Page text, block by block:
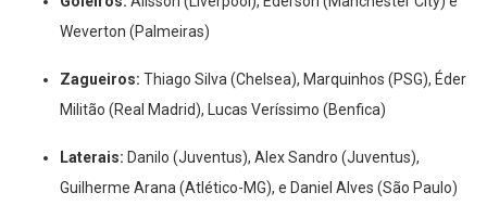
Goleiros: Alisson (Liverpool), Ederson (Manchester City) e
Weverton (Palmeiras)
Zagueiros: Thiago Silva (Chelsea), Marquinhos (PSG), Éder
Militão (Real Madrid), Lucas Veríssimo (Benfica)
Laterais: Danilo (Juventus), Alex Sandro (Juventus),
Guilherme Arana (Atlético-MG), e Daniel Alves (São Paulo)